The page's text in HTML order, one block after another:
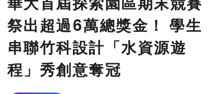
祭出超過6萬總獎金！ 學生
串聯竹科設計「水資源遊
程」秀創意奪冠